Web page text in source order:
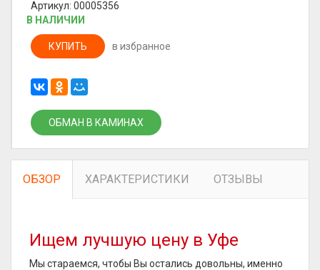
Артикул: 00005356
В НАЛИЧИИ
КУПИТЬ в избранное
ОБМАН В КАМИНАХ
ОБЗОР ХАРАКТЕРИСТИКИ ОТЗЫВЫ
Ищем лучшую цену в Уфе
Мы стараемся, чтобы Вы остались довольны, именно